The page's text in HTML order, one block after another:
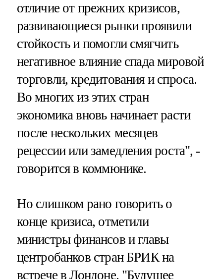
отличие от прежних кризисов,
развивающиеся рынки проявили
стойкость и помогли смягчить
негативное влияние спада мировой
торговли, кредитования и спроса.
Во многих из этих стран
экономика вновь начинает расти
после нескольких месяцев
рецессии или замедления роста", -
говорится в коммюнике.
Но слишком рано говорить о
конце кризиса, отметили
министры финансов и главы
центробанков стран БРИК на
встрече в Лондоне. "Будущее